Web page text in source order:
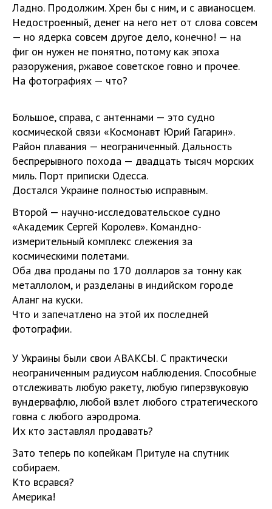
Ладно. Продолжим. Хрен бы с ним, и с авианосцем.
Недостроенный, денег на него нет от слова совсем
— но ядерка совсем другое дело, конечно! — на
фиг он нужен не понятно, потому как эпоха
разоружения, ржавое советское говно и прочее.
На фотографиях — что?
Большое, справа, с антеннами — это судно
космической связи «Космонавт Юрий Гагарин».
Район плавания — неограниченный. Дальность
беспрерывного похода — двадцать тысяч морских
миль. Порт приписки Одесса.
Достался Украине полностью исправным.
Второй — научно-исследовательское судно
«Академик Сергей Королев». Командно-
измерительный комплекс слежения за
космическими полетами.
Оба два проданы по 170 долларов за тонну как
металлолом, и разделаны в индийском городе
Аланг на куски.
Что и запечатлено на этой их последней
фотографии.
У Украины были свои АВАКСЫ. С практически
неограниченным радиусом наблюдения. Способные
отслеживать любую ракету, любую гиперзвуковую
вундервафлю, любой взлет любого стратегического
говна с любого аэродрома.
Их кто заставлял продавать?
Зато теперь по копейкам Притуле на спутник
собираем.
Кто всрався?
Америка!